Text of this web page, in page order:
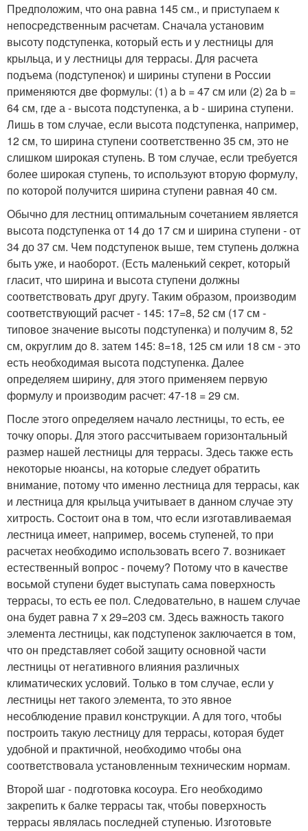
Предположим, что она равна 145 см., и приступаем к
непосредственным расчетам. Сначала установим
высоту подступенка, который есть и у лестницы для
крыльца, и у лестницы для террасы. Для расчета
подъема (подступенок) и ширины ступени в России
применяются две формулы: (1) a b = 47 см или (2) 2a b =
64 см, где а - высота подступенка, а b - ширина ступени.
Лишь в том случае, если высота подступенка, например,
12 см, то ширина ступени соответственно 35 см, это не
слишком широкая ступень. В том случае, если требуется
более широкая ступень, то используют вторую формулу,
по которой получится ширина ступени равная 40 см.
Обычно для лестниц оптимальным сочетанием является
высота подступенка от 14 до 17 см и ширина ступени - от
34 до 37 см. Чем подступенок выше, тем ступень должна
быть уже, и наоборот. (Есть маленький секрет, который
гласит, что ширина и высота ступени должны
соответствовать друг другу. Таким образом, производим
соответствующий расчет - 145: 17=8, 52 см (17 см -
типовое значение высоты подступенка) и получим 8, 52
см, округлим до 8. затем 145: 8=18, 125 см или 18 см - это
есть необходимая высота подступенка. Далее
определяем ширину, для этого применяем первую
формулу и производим расчет: 47-18 = 29 см.
После этого определяем начало лестницы, то есть, ее
точку опоры. Для этого рассчитываем горизонтальный
размер нашей лестницы для террасы. Здесь также есть
некоторые нюансы, на которые следует обратить
внимание, потому что именно лестница для террасы, как
и лестница для крыльца учитывает в данном случае эту
хитрость. Состоит она в том, что если изготавливаемая
лестница имеет, например, восемь ступеней, то при
расчетах необходимо использовать всего 7. возникает
естественный вопрос - почему? Потому что в качестве
восьмой ступени будет выступать сама поверхность
террасы, то есть ее пол. Следовательно, в нашем случае
она будет равна 7 х 29=203 см. Здесь важность такого
элемента лестницы, как подступенок заключается в том,
что он представляет собой защиту основной части
лестницы от негативного влияния различных
климатических условий. Только в том случае, если у
лестницы нет такого элемента, то это явное
несоблюдение правил конструкции. А для того, чтобы
построить такую лестницу для террасы, которая будет
удобной и практичной, необходимо чтобы она
соответствовала установленным техническим нормам.
Второй шаг - подготовка косоура. Его необходимо
закрепить к балке террасы так, чтобы поверхность
террасы являлась последней ступенью. Изготовьте